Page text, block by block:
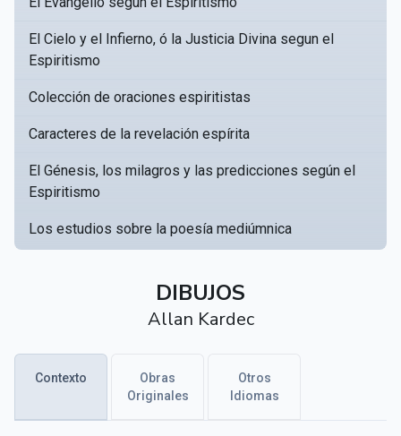
El Cielo y el Infierno, ó la Justicia Divina segun el
Espiritismo
Colección de oraciones espiritistas
Caracteres de la revelación espírita
El Génesis, los milagros y las predicciones según el
Espiritismo
Los estudios sobre la poesía mediúmnica
a crear una Bibliotèca Espírita
Obras póstumas de Allan Kardec
Hippolyte Léon Denizard Rivail
Textos citados en El libro de los médiums
DIBUJOS
Allan Kardec
Contexto
Obras
Originales
Otros
Idiomas